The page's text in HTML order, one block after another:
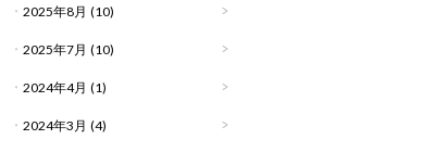
2025年8月 (10)
2025年7月 (10)
2024年4月 (1)
2024年3月 (4)